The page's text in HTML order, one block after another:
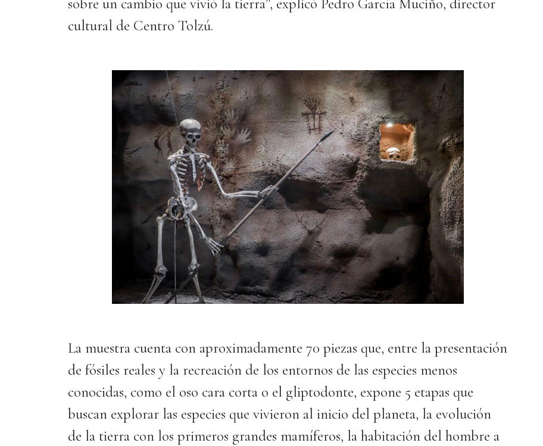
cultural de Centro Tolzú.
La muestra cuenta con aproximadamente 70 piezas que, entre la presentación
de fósiles reales y la recreación de los entornos de las especies menos
conocidas, como el oso cara corta o el gliptodonte, expone 5 etapas que
buscan explorar las especies que vivieron al inicio del planeta, la evolución
de la tierra con los primeros grandes mamíferos, la habitación del hombre a